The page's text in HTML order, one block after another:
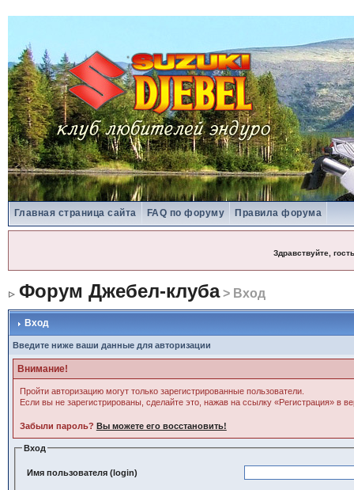
Главная страница сайта FAQ по форуму Правила форума
Здравствуйте, гость
Форум Джебел-клуба> Вход
Вход
Введите ниже ваши данные для авторизации
Внимание!
Пройти авторизацию могут только зарегистрированные пользователи.
Если вы не зарегистрированы, сделайте это, нажав на ссылку «Регистрация» в
Забыли пароль? Вы можете его восстановить!
Вход
Имя пользователя (login)